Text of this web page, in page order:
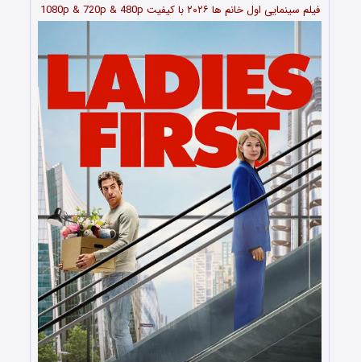
فیلم سینمایی اول خانم ها ۲۰۲۶ با کیفیت 1080p & 720p & 480p